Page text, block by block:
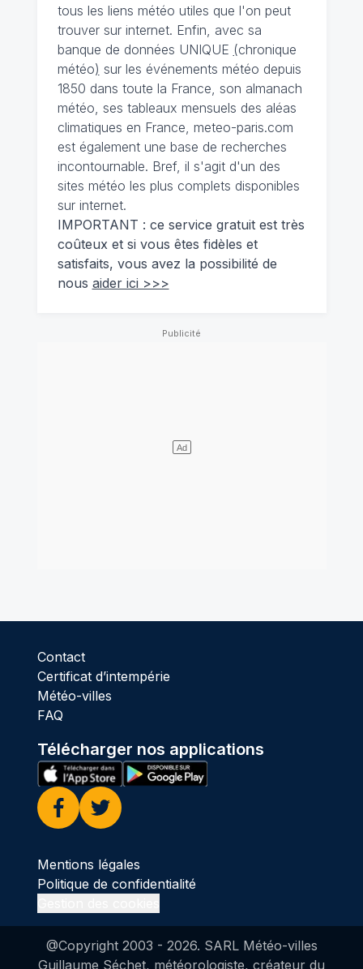
tous les liens météo utiles que l'on peut
trouver sur internet. Enfin, avec sa
banque de données UNIQUE (chronique
météo) sur les événements météo depuis
1850 dans toute la France, son almanach
météo, ses tableaux mensuels des aléas
climatiques en France, meteo-paris.com
est également une base de recherches
incontournable. Bref, il s'agit d'un des
sites météo les plus complets disponibles
sur internet.
IMPORTANT : ce service gratuit est très
coûteux et si vous êtes fidèles et
satisfaits, vous avez la possibilité de
nous aider ici >>>
Contact
Certificat d’intempérie
Météo-villes
FAQ
Télécharger nos applications
Facebook
Twitter
Mentions légales
Politique de confidentialité
@Copyright 2003 - 2026. SARL Météo-villes
Guillaume Séchet, météorologiste, créateur du